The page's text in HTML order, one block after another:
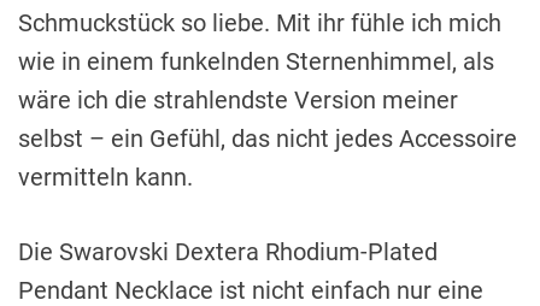
Schmuckstück so liebe. Mit ihr fühle ich mich
wie in einem funkelnden Sternenhimmel, als
wäre ich die strahlendste Version meiner
selbst – ein Gefühl, das nicht jedes Accessoire
vermitteln kann.
Die Swarovski Dextera Rhodium-Plated
Pendant Necklace ist nicht einfach nur eine